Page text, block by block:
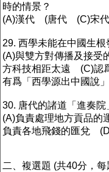
時的情景？
(A)漢代 (唐代 (C)宋代
29. 西學未能在中國生
(A)與雙方對傳播及接
方科技相距太遠 (C)認
有爲「西學源出中國說」
30. 唐代的諸道「進奏院
(A)負責處理地方貢品
負責各地飛錢的匯兌
二、複選題 (共40分，